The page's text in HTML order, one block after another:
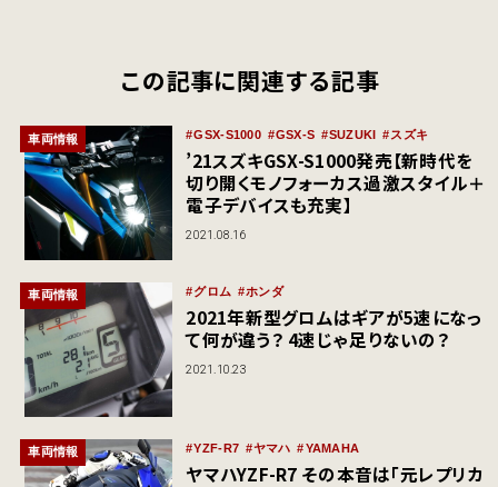
この記事に関連する記事
車両情報 GSX-S1000 GSX-S SUZUKI スズキ
’21スズキGSX-S1000発売【新時代を
切り開くモノフォーカス過激スタイル＋
電子デバイスも充実】
2021.08.16
車両情報 グロム ホンダ
2021年新型グロムはギアが5速になっ
て何が違う？ 4速じゃ足りないの？
2021.10.23
車両情報 YZF-R7 ヤマハ YAMAHA
ヤマハYZF-R7 その本音は「元レプリカ